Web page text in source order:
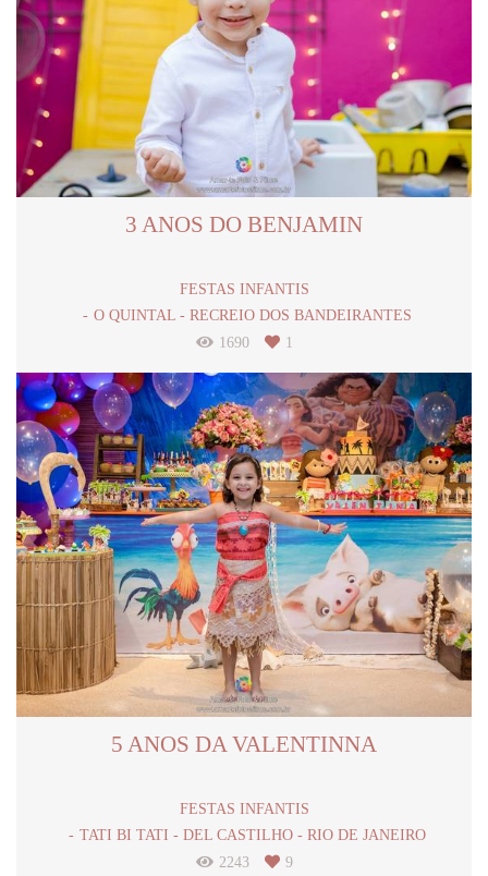
3 ANOS DO BENJAMIN
FESTAS INFANTIS
O QUINTAL - RECREIO DOS BANDEIRANTES
1690
1
5 ANOS DA VALENTINNA
FESTAS INFANTIS
TATI BI TATI - DEL CASTILHO - RIO DE JANEIRO
2243
9